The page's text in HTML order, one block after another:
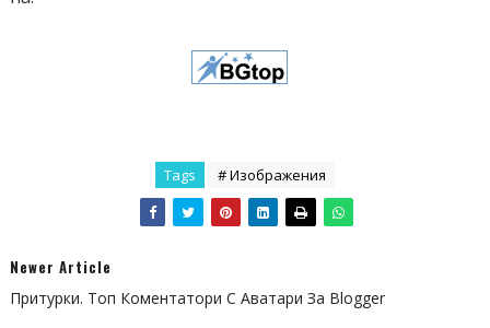
Tags # Изображения
Newer Article
Притурки. Топ Коментатори С Аватари За Blogger